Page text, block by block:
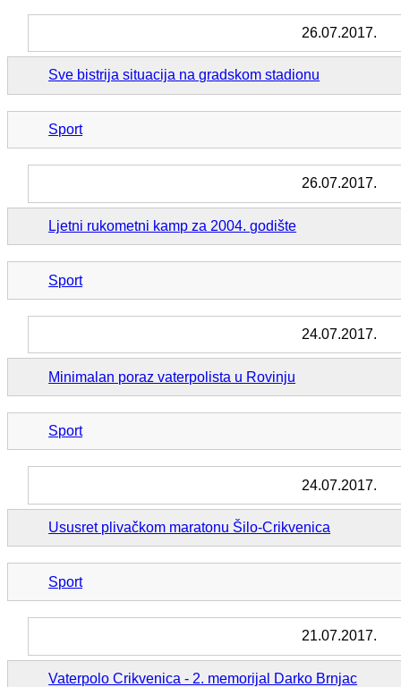
26.07.2017.
Sve bistrija situacija na gradskom stadionu
Sport
26.07.2017.
Ljetni rukometni kamp za 2004. godište
Sport
24.07.2017.
Minimalan poraz vaterpolista u Rovinju
Sport
24.07.2017.
Ususret plivačkom maratonu Šilo-Crikvenica
Sport
21.07.2017.
Vaterpolo Crikvenica - 2. memorijal Darko Brnjac